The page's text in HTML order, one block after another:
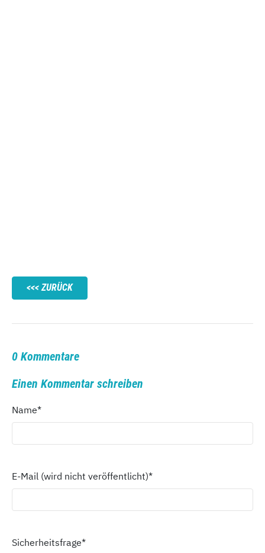
ZURÜCK
0 Kommentare
Einen Kommentar schreiben
Name*
E-Mail (wird nicht veröffentlicht)*
Sicherheitsfrage*